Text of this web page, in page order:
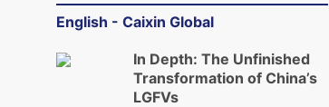
English - Caixin Global
In Depth: The Unfinished
Transformation of China’s
LGFVs